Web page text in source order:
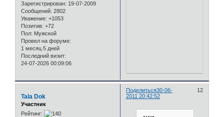
Зарегистрирован: 19-07-2009
Сообщений: 2802
Уважение: +1053
Позитив: +72
Пол: Мужской
Провел на форуме:
1 месяц 5 дней
Последний визит:
24-07-2026 00:09:06
Поделиться 12
30-06-
2011 20:42:52
Tala Dok
Участник
Рейтинг: